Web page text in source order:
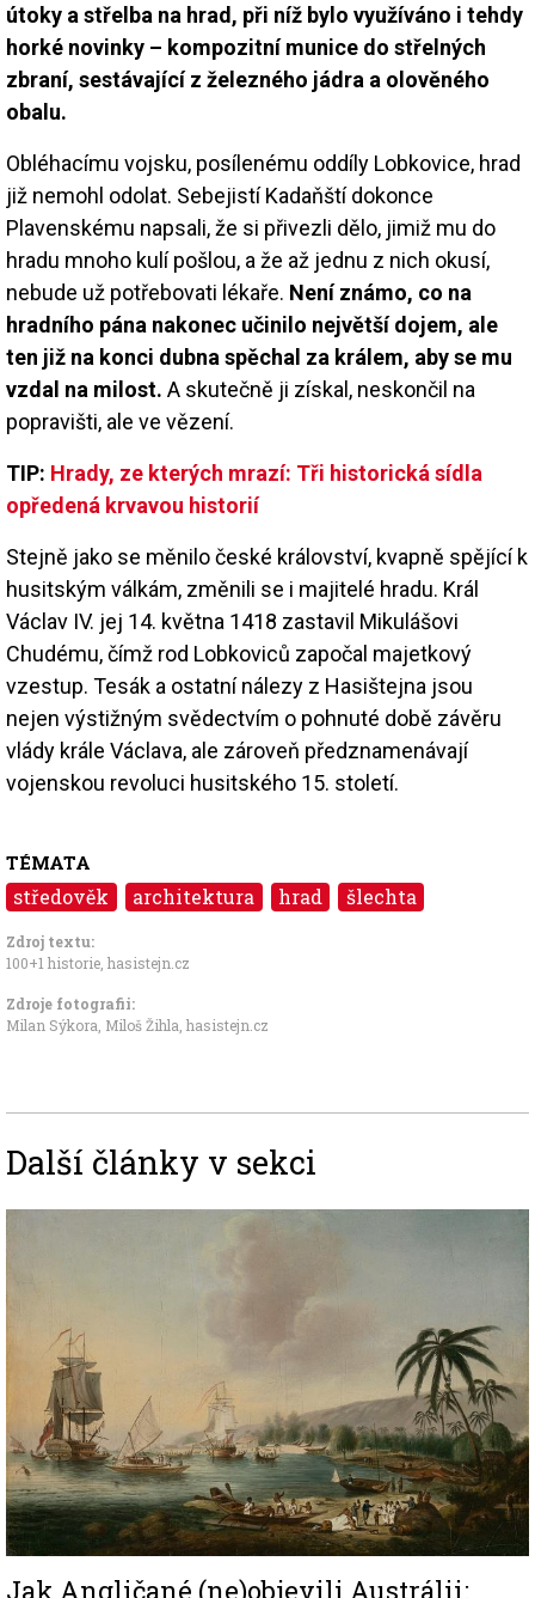
útoky a střelba na hrad, při níž bylo využíváno i tehdy
horké novinky – kompozitní munice do střelných
zbraní, sestávající z železného jádra a olověného
obalu.
Obléhacímu vojsku, posílenému oddíly Lobkovice, hrad
již nemohl odolat. Sebejistí Kadaňští dokonce
Plavenskému napsali, že si přivezli dělo, jimiž mu do
hradu mnoho kulí pošlou, a že až jednu z nich okusí,
nebude už potřebovati lékaře. Není známo, co na
hradního pána nakonec učinilo největší dojem, ale
ten již na konci dubna spěchal za králem, aby se mu
vzdal na milost. A skutečně ji získal, neskončil na
popravišti, ale ve vězení.
TIP: Hrady, ze kterých mrazí: Tři historická sídla
opředená krvavou historií
Stejně jako se měnilo české království, kvapně spějící k
husitským válkám, změnili se i majitelé hradu. Král
Václav IV. jej 14. května 1418 zastavil Mikulášovi
Chudému, čímž rod Lobkoviců započal majetkový
vzestup. Tesák a ostatní nálezy z Hasištejna jsou
nejen výstižným svědectvím o pohnuté době závěru
vlády krále Václava, ale zároveň předznamenávají
vojenskou revoluci husitského 15. století.
TÉMATA
středověk architektura hrad šlechta
Zdroj textu:
100+1 historie hasistejn.cz
Zdroje fotografii:
Milan Sýkora, Miloš Žihla, hasistejn.cz
Další články v sekci
Jak Angličané (ne)objevili Austrálii: